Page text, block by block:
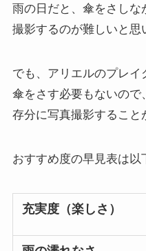
雨の日だと、傘をさしな
撮影するのが難しいと思
でも、アリエルのプレイ
傘をさす必要もないので、
存分に写真撮影すること
おすすめ度の早見表は以
充実度（楽しさ）